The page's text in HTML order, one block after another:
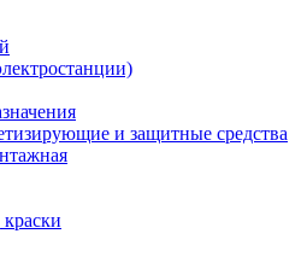
и защитные средства